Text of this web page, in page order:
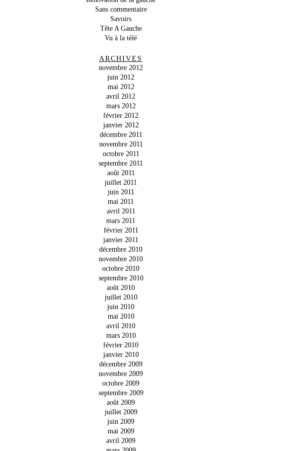
Sans commentaire
Savoirs
Tête A Gauche
Vu à la télé
ARCHIVES
novembre 2012
juin 2012
mai 2012
avril 2012
mars 2012
février 2012
janvier 2012
décembre 2011
novembre 2011
octobre 2011
septembre 2011
août 2011
juillet 2011
juin 2011
mai 2011
avril 2011
mars 2011
février 2011
janvier 2011
décembre 2010
novembre 2010
octobre 2010
septembre 2010
août 2010
juillet 2010
juin 2010
mai 2010
avril 2010
mars 2010
février 2010
janvier 2010
décembre 2009
novembre 2009
octobre 2009
septembre 2009
août 2009
juillet 2009
juin 2009
mai 2009
avril 2009